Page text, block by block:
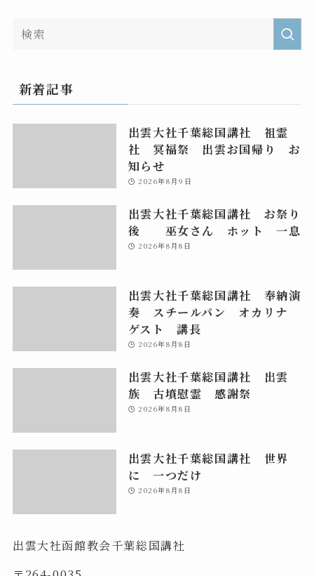
新着記事
出雲大社千葉総国講社 祖霊
社 冥福祭 出雲お国帰り お
知らせ
2026年8月9日
出雲大社千葉総国講社 お祭り
後 巫女さん ホット 一息
2026年8月8日
出雲大社千葉総国講社 奉納演
奏 スチールパン オカリナ
ゲスト 講長
2026年8月8日
出雲大社千葉総国講社 出雲
族 古墳慰霊 感謝祭
2026年8月8日
出雲大社千葉総国講社 世界
に 一つだけ
2026年8月8日
出雲大社函館教会千葉総国講社